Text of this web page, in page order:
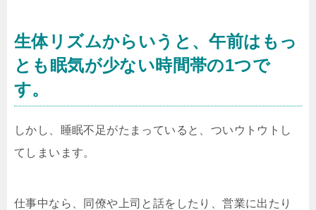
生体リズムからいうと、午前はもっ
とも眠気が少ない時間帯の1つで
す。
しかし、睡眠不足がたまっていると、ついウトウトし
てしまいます。
仕事中なら、同僚や上司と話をしたり、営業に出たり